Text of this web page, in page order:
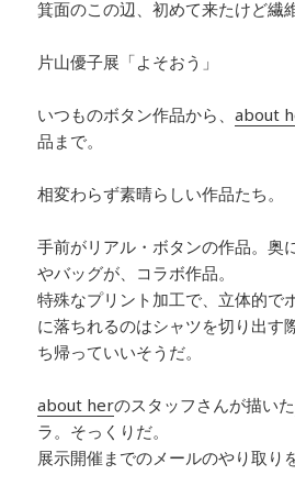
箕面のこの辺、初めて来たけど繊
片山優子展「よそおう」
いつものボタン作品から、about
品まで。
相変わらず素晴らしい作品たち。
手前がリアル・ボタンの作品。奥
やバッグが、コラボ作品。
特殊なプリント加工で、立体的で
に落ちれるのはシャツを切り出す
ち帰っていいそうだ。
about herのスタッフさんが描いた
ラ。そっくりだ。
展示開催までのメールのやり取り